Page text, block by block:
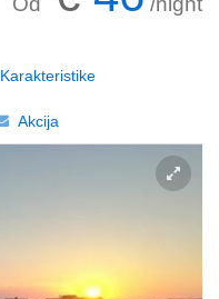
Karakteristike
Akcija